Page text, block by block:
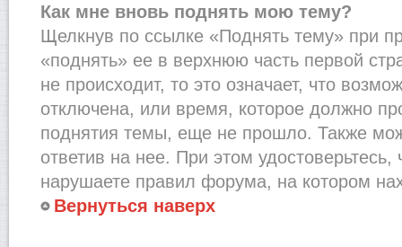
Как мне вновь поднять мою тему?
Щелкнув по ссылке «Поднять тему» при
«поднять» ее в верхнюю часть первой
не происходит, то это означает, что
отключена, или время, которое должно
поднятия темы, еще не прошло. Также
ответив на нее. При этом
нарушаете правил форума, на котором
Вернуться наверх